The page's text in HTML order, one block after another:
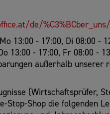
de/
13:00 - 17:00, Di 08:00 -
13:00 - 17:00, Fr 08:00 -
außerhalb
(Wirtschaftsprüfer,
Stop-Shop die folgenden